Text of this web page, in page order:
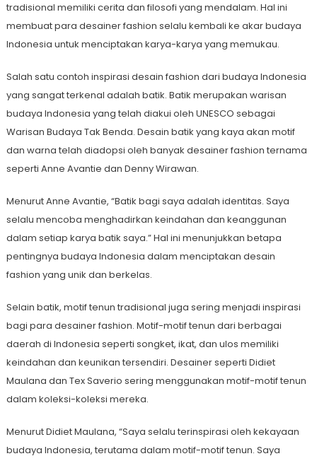
tradisional memiliki cerita dan filosofi yang mendalam. Hal ini
membuat para desainer fashion selalu kembali ke akar budaya
Indonesia untuk menciptakan karya-karya yang memukau.
Salah satu contoh inspirasi desain fashion dari budaya Indonesia
yang sangat terkenal adalah batik. Batik merupakan warisan
budaya Indonesia yang telah diakui oleh UNESCO sebagai
Warisan Budaya Tak Benda. Desain batik yang kaya akan motif
dan warna telah diadopsi oleh banyak desainer fashion ternama
seperti Anne Avantie dan Denny Wirawan.
Menurut Anne Avantie, “Batik bagi saya adalah identitas. Saya
selalu mencoba menghadirkan keindahan dan keanggunan
dalam setiap karya batik saya.” Hal ini menunjukkan betapa
pentingnya budaya Indonesia dalam menciptakan desain
fashion yang unik dan berkelas.
Selain batik, motif tenun tradisional juga sering menjadi inspirasi
bagi para desainer fashion. Motif-motif tenun dari berbagai
daerah di Indonesia seperti songket, ikat, dan ulos memiliki
keindahan dan keunikan tersendiri. Desainer seperti Didiet
Maulana dan Tex Saverio sering menggunakan motif-motif tenun
dalam koleksi-koleksi mereka.
Menurut Didiet Maulana, “Saya selalu terinspirasi oleh kekayaan
budaya Indonesia, terutama dalam motif-motif tenun. Saya